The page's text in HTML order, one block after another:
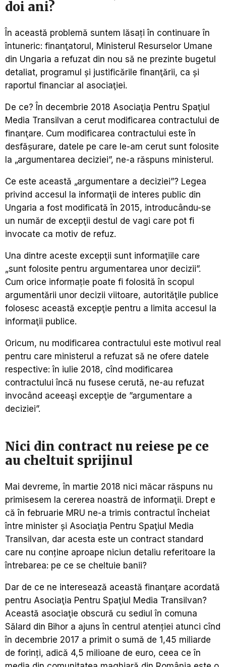
doi ani?
În această problemă suntem lăsați în continuare în
întuneric: finanţatorul, Ministerul Resurselor Umane
din Ungaria a refuzat din nou să ne prezinte bugetul
detaliat, programul și justificările finanţării, ca și
raportul financiar al asociaţiei.
De ce? În decembrie 2018 Asociaţia Pentru Spaţiul
Media Transilvan a cerut modificarea contractului de
finanţare. Cum modificarea contractului este în
desfășurare, datele pe care le-am cerut sunt folosite
la „argumentarea deciziei”, ne-a răspuns ministerul.
Ce este această „argumentare a deciziei”? Legea
privind accesul la informaţii de interes public din
Ungaria a fost modificată în 2015, introducându-se
un număr de excepţii destul de vagi care pot fi
invocate ca motiv de refuz.
Una dintre aceste excepţii sunt informaţiile care
„sunt folosite pentru argumentarea unor decizii”.
Cum orice informație poate fi folosită în scopul
argumentării unor decizii viitoare, autorităţile publice
folosesc această excepţie pentru a limita accesul la
informaţii publice.
Oricum, nu modificarea contractului este motivul real
pentru care ministerul a refuzat să ne ofere datele
respective: în iulie 2018, cînd modificarea
contractului încă nu fusese cerută, ne-au refuzat
invocând aceeaşi excepţie de ”argumentare a
deciziei”.
Nici din contract nu reiese pe ce
au cheltuit sprijinul
Mai devreme, în martie 2018 nici măcar răspuns nu
primisesem la cererea noastră de informaţii. Drept e
că în februarie MRU ne-a trimis contractul încheiat
între minister și Asociaţia Pentru Spaţiul Media
Transilvan, dar acesta este un contract standard
care nu conține aproape niciun detaliu referitoare la
întrebarea: pe ce se cheltuie banii?
Dar de ce ne interesează această finanţare acordată
pentru Asociaţia Pentru Spaţiul Media Transilvan?
Această asociaţie obscură cu sediul în comuna
Sălard din Bihor a ajuns în centrul atenției atunci cînd
în decembrie 2017 a primit o sumă de 1,45 miliarde
de forinți, adică 4,5 milioane de euro, ceea ce în